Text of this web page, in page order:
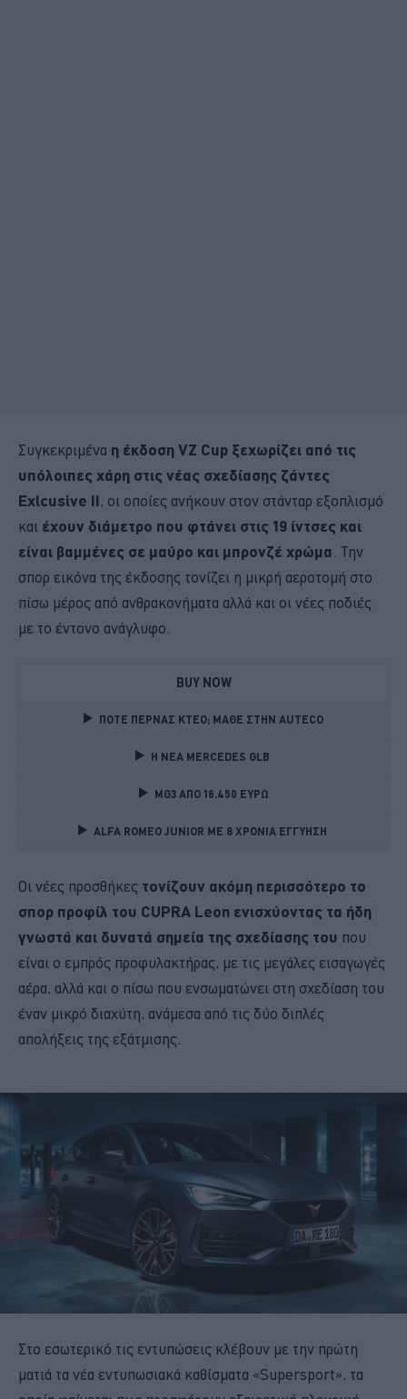
Συγκεκριμένα η έκδοση VZ Cup ξεχωρίζει από τις
υπόλοιπες χάρη στις νέας σχεδίασης ζάντες
Exlcusive II, οι οποίες ανήκουν στον στάνταρ εξοπλισμό
και έχουν διάμετρο που φτάνει στις 19 ίντσες και
είναι βαμμένες σε μαύρο και μπρονζέ χρώμα . Την
σπορ εικόνα της έκδοσης τονίζει η μικρή αεροτομή στο
πίσω μέρος από ανθρακονήματα αλλά και οι νέες ποδιές
με το έντονο ανάγλυφο.
BUY NOW
ΠΟΤΕ ΠΕΡΝΑΣ ΚΤΕΟ; ΜΑΘΕ ΣΤΗΝ ΑUTECO
Η ΝΕΑ MERCEDES GLB
MG3 ΑΠΟ 16.450 ΕΥΡΩ
ALFA ROMEO JUNIOR ME 8 ΧΡΟΝΙΑ ΕΓΓΥΗΣΗ
Οι νέες προσθήκες τονίζουν ακόμη περισσότερο το
σπορ προφίλ του CUPRA Leon ενισχύοντας τα ήδη
γνωστά και δυνατά σημεία της σχεδίασης του που
είναι ο εμπρός προφυλακτήρας, με τις μεγάλες εισαγωγές
αέρα, αλλά και ο πίσω που ενσωματώνει στη σχεδίαση του
έναν μικρό διαχύτη, ανάμεσα από τις δύο διπλές
απολήξεις της εξάτμισης.
Στο εσωτερικό τις εντυπώσεις κλέβουν με την πρώτη
ματιά τα νέα εντυπωσιακά καθίσματα «Supersport», τα